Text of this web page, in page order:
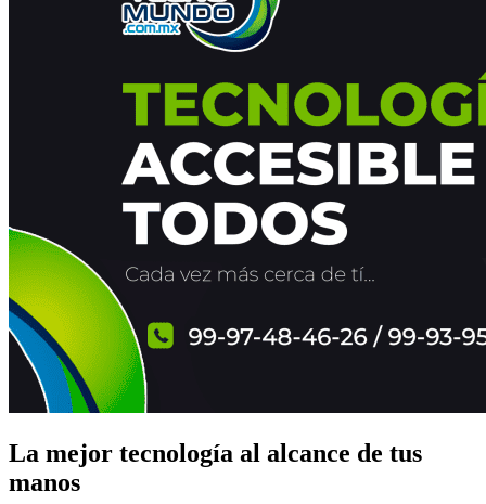
La mejor tecnología al alcance de tus
manos